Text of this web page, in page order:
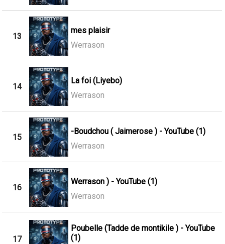
13
mes plaisir
Werrason
14
La foi (Liyebo)
Werrason
15
-Boudchou ( Jaimerose ) - YouTube (1)
Werrason
16
Werrason ) - YouTube (1)
Werrason
17
Poubelle (Tadde de montikile ) - YouTube
(1)